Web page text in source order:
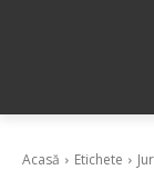
Acasă Etichete